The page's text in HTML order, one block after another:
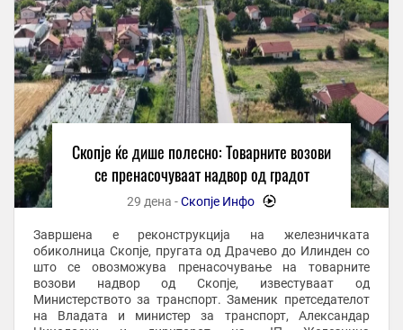
Скопје ќе дише полесно: Товарните возови
се пренасочуваат надвор од градот
29 дена -Скопје Инфо -
Завршена е реконструкција на железничката
обиколница Скопје, пругата од Драчево до Илинден со
што се овозможува пренасочување на товарните
возови надвор од Скопје, известуваат од
Министерството за транспорт. Заменик претседателот
на Владата и министер за транспорт, Александар